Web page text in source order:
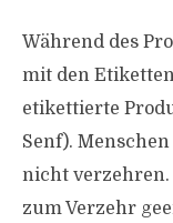
Während des
mit den
etikettierte
Senf).
nicht verzehren.
zum Verzehr